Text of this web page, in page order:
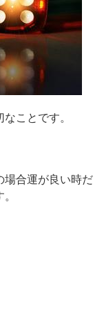
ことです。
場合運が良い時だ